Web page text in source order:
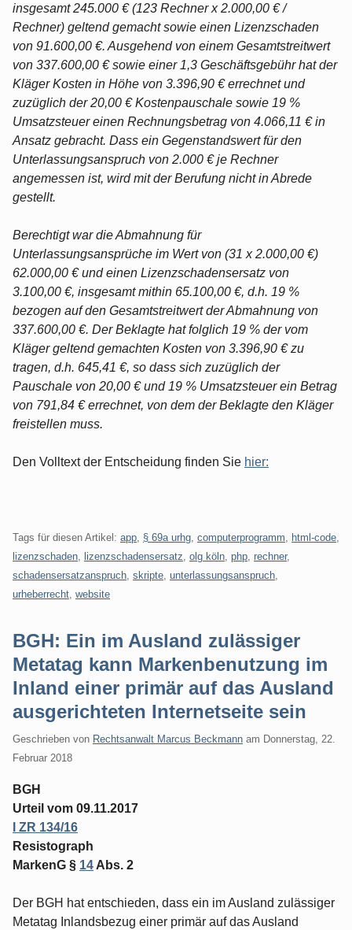
insgesamt 245.000 € (123 Rechner x 2.000,00 € /
Rechner) geltend gemacht sowie einen Lizenzschaden
von 91.600,00 €. Ausgehend von einem Gesamtstreitwert
von 337.600,00 € sowie einer 1,3 Geschäftsgebühr hat der
Kläger Kosten in Höhe von 3.396,90 € errechnet und
zuzüglich der 20,00 € Kostenpauschale sowie 19 %
Umsatzsteuer einen Rechnungsbetrag von 4.066,11 € in
Ansatz gebracht. Dass ein Gegenstandswert für den
Unterlassungsanspruch von 2.000 € je Rechner
angemessen ist, wird mit der Berufung nicht in Abrede
gestellt.
Berechtigt war die Abmahnung für
Unterlassungsansprüche im Wert von (31 x 2.000,00 €)
62.000,00 € und einen Lizenzschadensersatz von
3.100,00 €, insgesamt mithin 65.100,00 €, d.h. 19 %
bezogen auf den Gesamtstreitwert der Abmahnung von
337.600,00 €. Der Beklagte hat folglich 19 % der vom
Kläger geltend gemachten Kosten von 3.396,90 € zu
tragen, d.h. 645,41 €, so dass sich zuzüglich der
Pauschale von 20,00 € und 19 % Umsatzsteuer ein Betrag
von 791,84 € errechnet, von dem der Beklagte den Kläger
freistellen muss.
Den Volltext der Entscheidung finden Sie hier:
Tags für diesen Artikel: app § 69a urhg computerprogramm html-code
lizenzschaden
lizenzschadensersatz olg köln php rechner,
schadensersatzanspruch skripte unterlassungsanspruch
urheberrecht website
BGH: Ein im Ausland zulässiger
Metatag kann Markenbenutzung im
Inland einer primär auf das Ausland
ausgerichteten Internetseite sein
Geschrieben von Rechtsanwalt Marcus Beckmann am Donnerstag, 22.
Februar 2018
BGH
Urteil vom 09.11.2017
I ZR 134/16
Resistograph
MarkenG § 14 Abs. 2
Der BGH hat entschieden, dass ein im Ausland zulässiger
Metatag Inlandsbezug einer primär auf das Ausland